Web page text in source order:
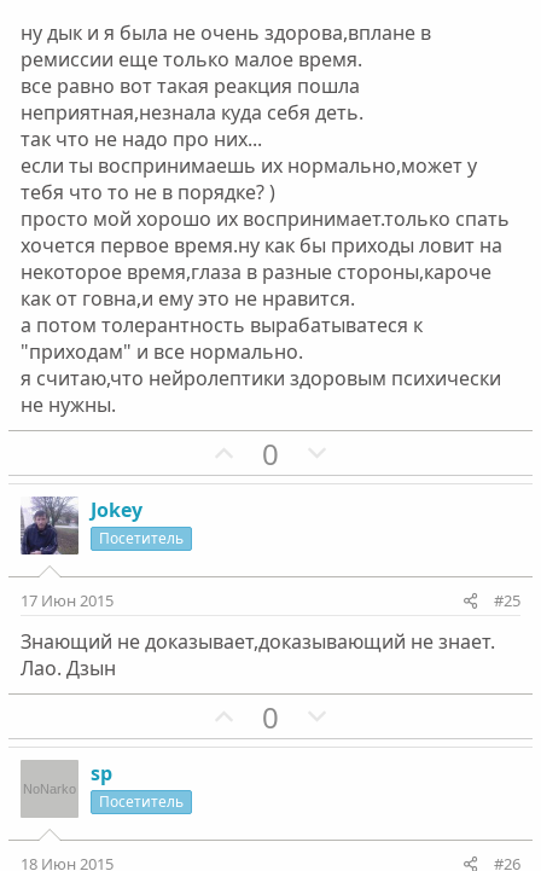
ы
й
г
о
л
о
с
ы
й
г
о
о
ну дык и я была не очень здорова,вплане в
ремиссии еще только малое время.
все равно вот такая реакция пошла
неприятная,незнала куда себя деть.
так что не надо про них...
если ты воспринимаешь их нормально,может у
тебя что то не в порядке? )
просто мой хорошо их воспринимает.только спать
хочется первое время.ну как бы приходы ловит на
некоторое время,глаза в разные стороны,кароче
как от говна,и ему это не нравится.
а потом толерантность вырабатыватеся к
"приходам" и все нормально.
я считаю,что нейролептики здоровым психически
не нужны.
П
о
т
н
ы
г
0
е
т
н
ы
г
Jokey
Посетитель
17 Июн 2015 #25
Знающий не доказывает,доказывающий не знает.
Лао. Дзын
П
о
т
0
е
т
sp
Посетитель
18 Июн 2015 #26